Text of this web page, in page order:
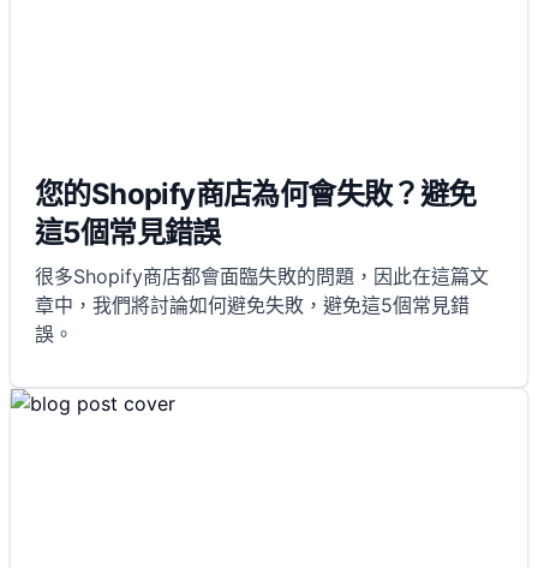
您的Shopify商店為何會失敗？避免
這5個常見錯誤
很多Shopify商店都會面臨失敗的問題，因此在這篇文
章中，我們將討論如何避免失敗，避免這5個常見錯
誤。